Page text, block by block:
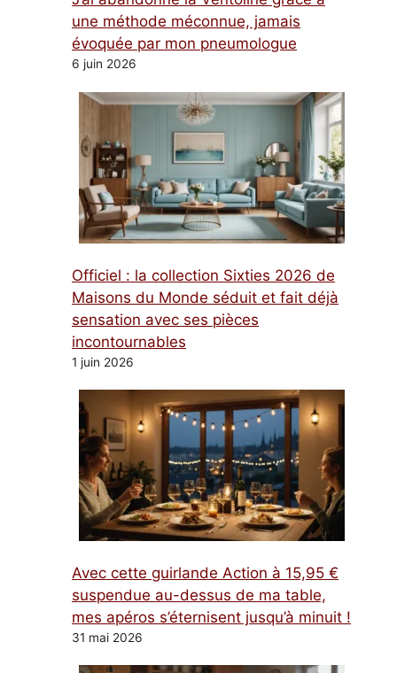
une méthode méconnue, jamais
évoquée par mon pneumologue
6 juin 2026
Officiel : la collection Sixties 2026 de
Maisons du Monde séduit et fait déjà
sensation avec ses pièces
incontournables
1 juin 2026
Avec cette guirlande Action à 15,95 €
suspendue au-dessus de ma table,
mes apéros s’éternisent jusqu’à minuit !
31 mai 2026